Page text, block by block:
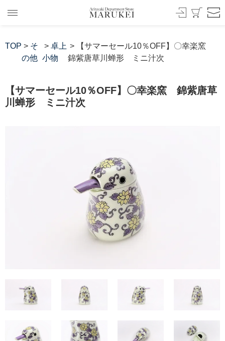
TOP > そ
の他
> 卓上
小物
> 【サマーセール10％OFF】〇幸楽窯
錦紫唐草川蝉形 ミニ汁次
【サマーセール10％OFF】〇幸楽窯 錦紫唐草
川蝉形 ミニ汁次